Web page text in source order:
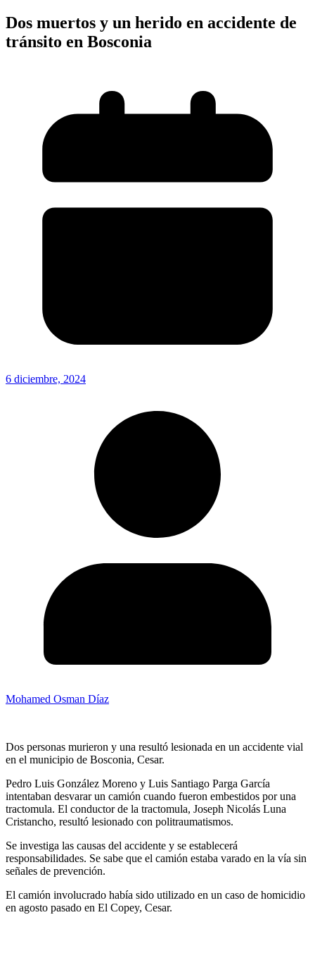
Dos muertos y un herido en accidente de
tránsito en Bosconia
6 diciembre, 2024
Mohamed Osman Díaz
Dos personas murieron y una resultó lesionada en un accidente vial
en el municipio de Bosconia, Cesar.
Pedro Luis González Moreno y Luis Santiago Parga García
intentaban desvarar un camión cuando fueron embestidos por una
tractomula. El conductor de la tractomula, Joseph Nicolás Luna
Cristancho, resultó lesionado con politraumatismos.
Se investiga las causas del accidente y se establecerá
responsabilidades. Se sabe que el camión estaba varado en la vía sin
señales de prevención.
El camión involucrado había sido utilizado en un caso de homicidio
en agosto pasado en El Copey, Cesar.